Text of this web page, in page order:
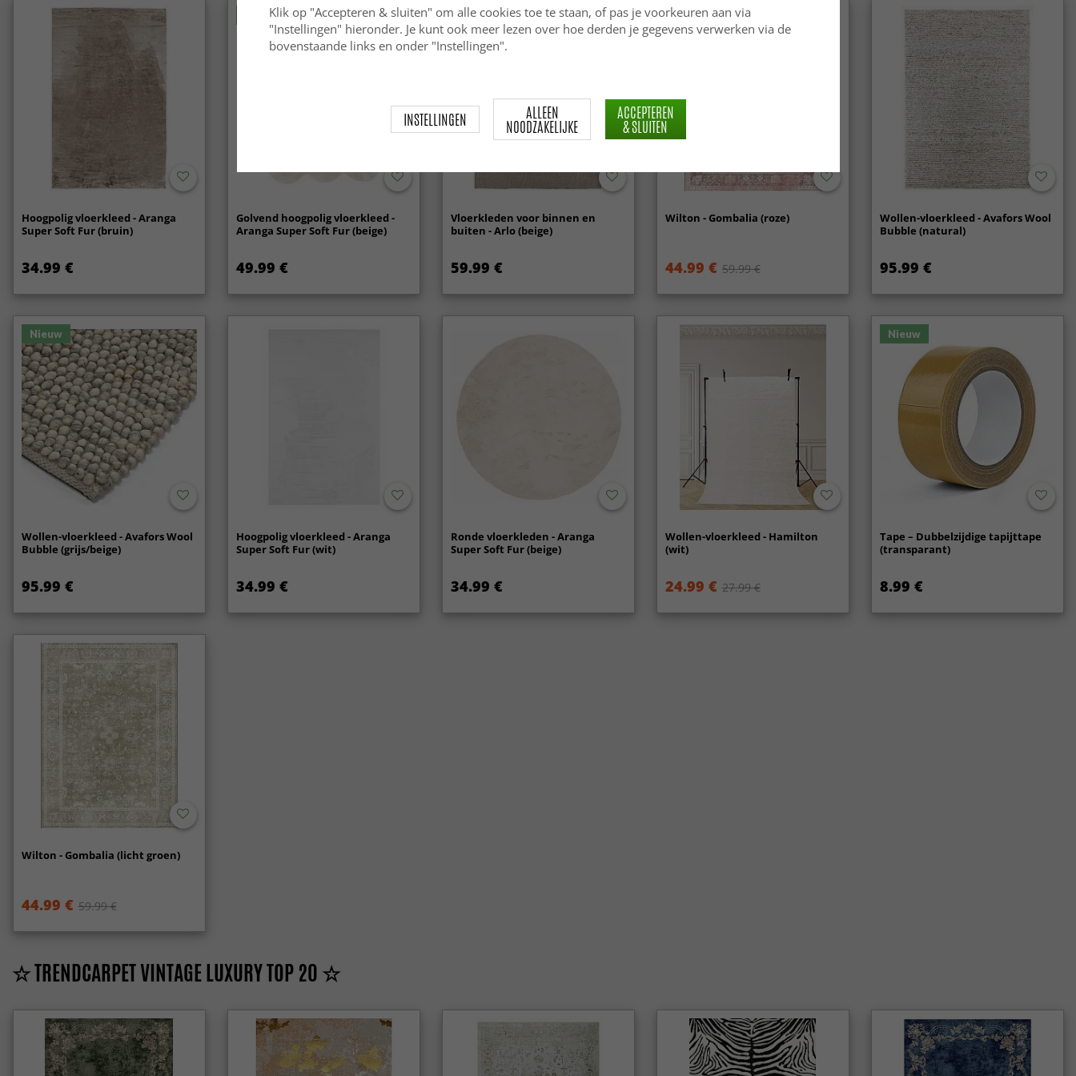
Hoogpolig vloerkleed - Aranga
Super Soft Fur (bruin)
34.99 €
Nieuw
Golvend hoogpolig vloerkleed -
Aranga Super Soft Fur (beige)
49.99 €
Vloerkleden voor binnen en
buiten - Arlo (beige)
59.99 €
Wilton - Gombalia (roze)
44.99 € 59.99 €
Wollen-vloerkleed - Avafors Wool
Bubble (natural)
95.99 €
Nieuw
Wollen-vloerkleed - Avafors Wool
Bubble (grijs/beige)
95.99 €
Hoogpolig vloerkleed - Aranga
Super Soft Fur (wit)
34.99 €
Ronde vloerkleden - Aranga
Super Soft Fur (beige)
34.99 €
Wollen-vloerkleed - Hamilton
(wit)
24.99 € 27.99 €
Nieuw
Tape – Dubbelzijdige tapijttape
(transparant)
8.99 €
Wilton - Gombalia (licht groen)
44.99 € 59.99 €
☆ TRENDCARPET VINTAGE LUXURY TOP 20 ☆
Klik op "Accepteren & sluiten" om alle cookies toe te staan, of pas je voorkeuren aan via
"Instellingen" hieronder. Je kunt ook meer lezen over hoe derden je gegevens verwerken via de
bovenstaande links en onder "Instellingen".
INSTELLINGEN ALLEEN
NOODZAKELIJKE
ACCEPTEREN
& SLUITEN